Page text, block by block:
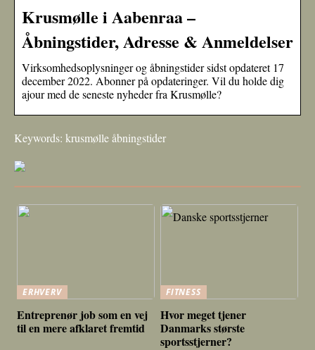
Krusmølle i Aabenraa –
Åbningstider, Adresse & Anmeldelser
Virksomhedsoplysninger og åbningstider sidst opdateret 17
december 2022. Abonner på opdateringer. Vil du holde dig
ajour med de seneste nyheder fra Krusmølle?
Keywords: krusmølle åbningstider
ERHVERV
Entreprenør job som en vej
til en mere afklaret fremtid
FITNESS
Hvor meget tjener
Danmarks største
sportsstjerner?